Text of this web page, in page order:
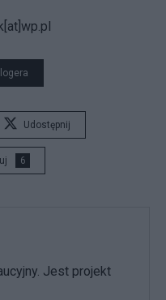
Udostępnij
6
Jest projekt